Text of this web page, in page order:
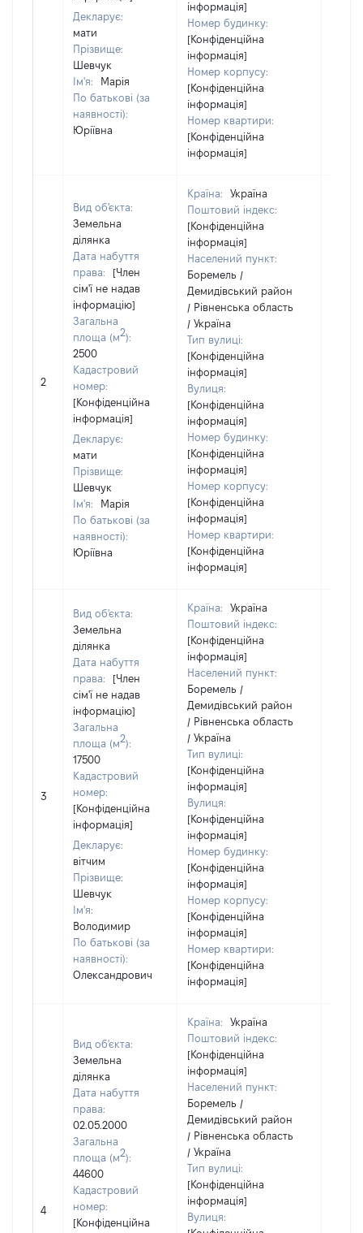
Декларує:
мати
Прізвище:
Шевчук
Ім'я:
Марія
По батькові (за
наявності):
Юріївна
інформація]
Номер будинку:
[Конфіденційна
інформація]
Номер корпусу:
[Конфіденційна
інформація]
Номер квартири:
[Конфіденційна
інформація]
2
Вид об'єкта:
Земельна
ділянка
Дата набуття
права:
[Член
сім'ї не надав
інформацію]
Загальна
площа (м2):
2500
Кадастровий
номер:
[Конфіденційна
інформація]
Декларує:
мати
Прізвище:
Шевчук
Ім'я:
Марія
По батькові (за
наявності):
Юріївна
Країна:
Україна
Поштовий індекс:
[Конфіденційна
інформація]
Населений пункт:
Боремель /
Демидівський район
/ Рівненська область
/ Україна
Тип вулиці:
[Конфіденційна
інформація]
Вулиця:
[Конфіденційна
інформація]
Номер будинку:
[Конфіденційна
інформація]
Номер корпусу:
[Конфіденційна
інформація]
Номер квартири:
[Конфіденційна
інформація]
3
Вид об'єкта:
Земельна
ділянка
Дата набуття
права:
[Член
сім'ї не надав
інформацію]
Загальна
площа (м2):
17500
Кадастровий
номер:
[Конфіденційна
інформація]
Декларує:
вітчим
Прізвище:
Шевчук
Ім'я:
Володимир
По батькові (за
наявності):
Олександрович
Країна:
Україна
Поштовий індекс:
[Конфіденційна
інформація]
Населений пункт:
Боремель /
Демидівський район
/ Рівненська область
/ Україна
Тип вулиці:
[Конфіденційна
інформація]
Вулиця:
[Конфіденційна
інформація]
Номер будинку:
[Конфіденційна
інформація]
Номер корпусу:
[Конфіденційна
інформація]
Номер квартири:
[Конфіденційна
інформація]
4
Вид об'єкта:
Земельна
ділянка
Дата набуття
права:
02.05.2000
Загальна
площа (м2):
44600
Кадастровий
номер:
[Конфіденційна
Країна:
Україна
Поштовий індекс:
[Конфіденційна
інформація]
Населений пункт:
Боремель /
Демидівський район
/ Рівненська область
/ Україна
Тип вулиці:
[Конфіденційна
інформація]
Вулиця: